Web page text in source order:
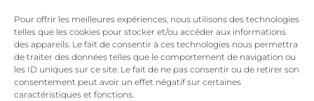
Pour offrir les meilleures expériences, nous utilisons des technologies
telles que les cookies pour stocker et/ou accéder aux informations
des appareils. Le fait de consentir à ces technologies nous permettra
de traiter des données telles que le comportement de navigation ou
les ID uniques sur ce site. Le fait de ne pas consentir ou de retirer son
consentement peut avoir un effet négatif sur certaines
caractéristiques et fonctions.